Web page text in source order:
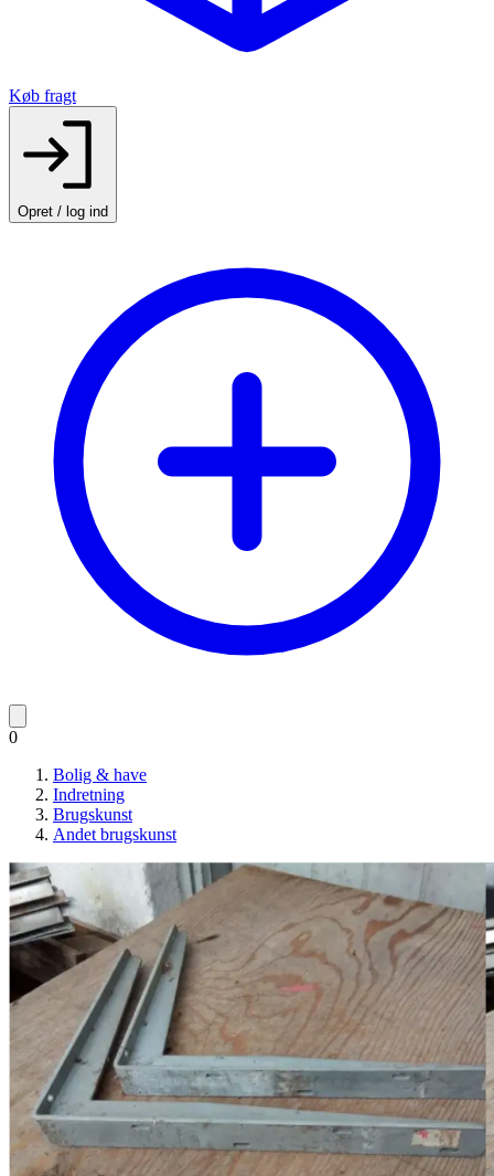
Køb fragt
Opret / log ind
0
Bolig & have
Indretning
Brugskunst
Andet brugskunst